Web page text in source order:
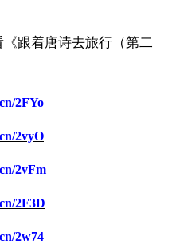
《跟着唐诗去旅行（第二
2FYo
2vyO
2vFm
2F3D
2w74